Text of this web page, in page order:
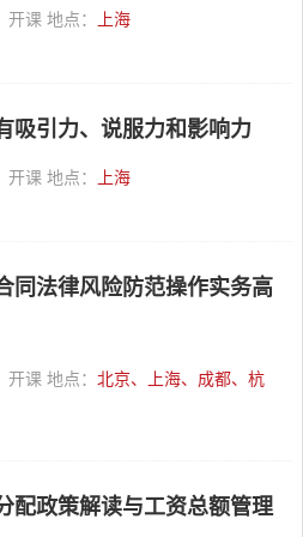
开课 地点：
上海
吸引力、说服力和影响力
开课 地点：
上海
同法律风险防范操作实务高
开课 地点： 北京、上海、成都、杭
配政策解读与工资总额管理